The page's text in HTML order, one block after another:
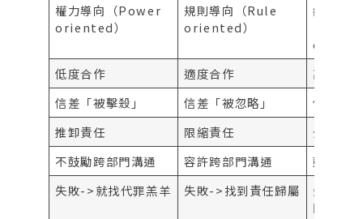
權力導向（Power
oriented）
規則導向（Rule
oriented）
績效導向
低度合作
適度合作
高度合作
信差「被擊殺」
信差「被忽略」
信差「
推卸責任
限縮責任
分擔風險
不鼓勵跨部門溝通
容許跨部門溝通
鼓勵跨
失敗->就找代罪羔羊
失敗->找到責任歸屬
失敗->
因